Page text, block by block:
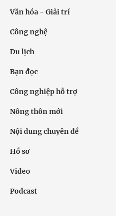
Văn hóa - Giải trí
Công nghệ
Du lịch
Bạn đọc
Công nghiệp hỗ trợ
Nông thôn mới
Nội dung chuyên đề
Hồ sơ
Video
Podcast